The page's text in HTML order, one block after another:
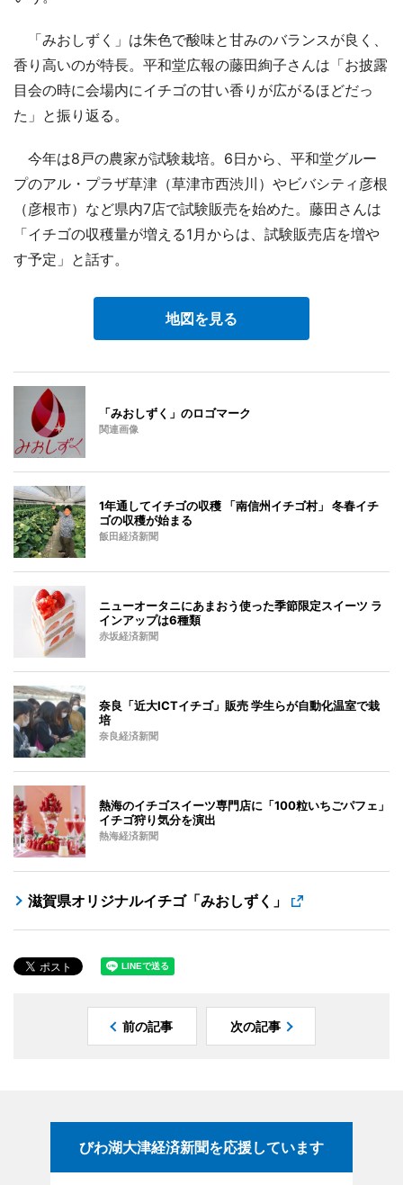
「みおしずく」は朱色で酸味と甘みのバランスが良く、
香り高いのが特長。平和堂広報の藤田絢子さんは「お披露
目会の時に会場内にイチゴの甘い香りが広がるほどだっ
た」と振り返る。
今年は8戸の農家が試験栽培。6日から、平和堂グルー
プのアル・プラザ草津（草津市西渋川）やビバシティ彦根
（彦根市）など県内7店で試験販売を始めた。藤田さんは
「イチゴの収穫量が増える1月からは、試験販売店を増や
す予定」と話す。
地図を見る
「みおしずく」のロゴマーク
関連画像
1年通してイチゴの収穫 「南信州イチゴ村」 冬春イチ
ゴの収穫が始まる
飯田経済新聞
ニューオータニにあまおう使った季節限定スイーツ ラ
インアップは6種類
赤坂経済新聞
奈良「近大ICTイチゴ」販売 学生らが自動化温室で栽
培
奈良経済新聞
熱海のイチゴスイーツ専門店に「100粒いちごパフェ」
イチゴ狩り気分を演出
熱海経済新聞
滋賀県オリジナルイチゴ「みおしずく」
前の記事 次の記事
びわ湖大津経済新聞を応援しています